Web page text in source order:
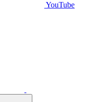
YouTube